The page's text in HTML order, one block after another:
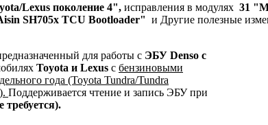
Lexus поколение 4", исправления в модулях 31
SH705x TCU Bootloader" и Другие полезные
для работы с ЭБУ Denso с
Toyota и Lexus c бензиновыми
года (Toyota Tundra/Tundra
Поддерживается чтение и запись ЭБУ при
требуется).